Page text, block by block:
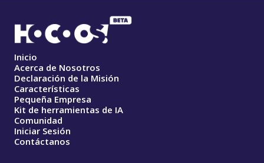
Inicio
Acerca de Nosotros
Declaración de la Misión
Características
Pequeña Empresa
Kit de herramientas de IA
Comunidad
Iniciar Sesión
Contáctanos